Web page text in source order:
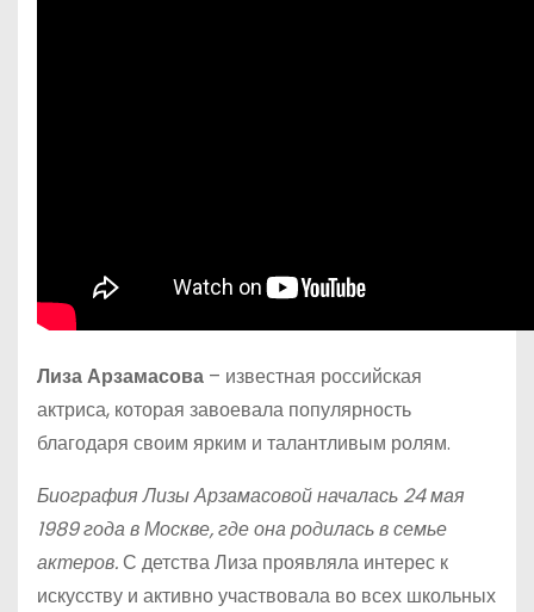
Лиза Арзамасова – известная российская
актриса, которая завоевала популярность
благодаря своим ярким и талантливым ролям.
Биография Лизы Арзамасовой началась 24 мая
1989 года в Москве, где она родилась в семье
актеров.С детства Лиза проявляла интерес к
искусству и активно участвовала во всех школьных